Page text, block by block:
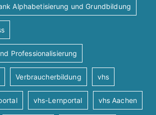
Alphabetisierung und Grundbildung
Professionalisierung
Verbraucherbildung vhs
vhs-Lernportal vhs Aachen